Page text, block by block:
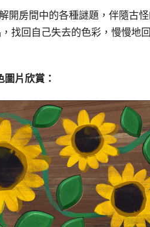
開房間中的各種謎題，伴隨古
找回自己失去的色彩，慢慢地
片欣賞：